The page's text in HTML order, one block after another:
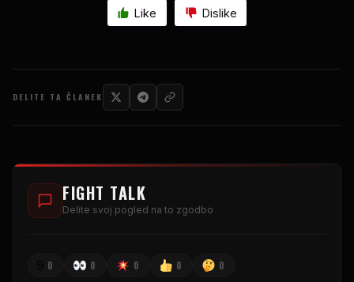
Like Dislike
DELITE TA ČLANEK
FIGHT TALK
Delite svoj pogled na to zgodbo
0 0 0 0 0